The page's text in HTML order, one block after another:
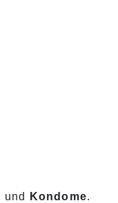
und Kondome.